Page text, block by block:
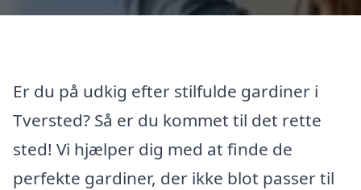
Er du på udkig efter stilfulde gardiner i
Tversted? Så er du kommet til det rette
sted! Vi hjælper dig med at finde de
perfekte gardiner, der ikke blot passer til